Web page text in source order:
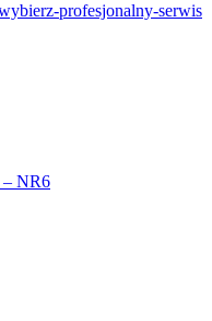
profesjonalny-serwis
– NR6